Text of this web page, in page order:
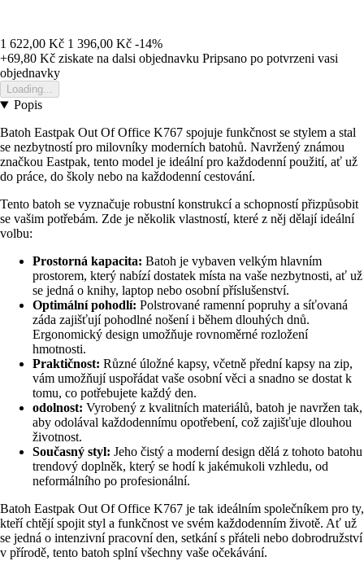
1 622,00 Kč 1 396,00 Kč -14%
+69,80 Kč ziskate na dalsi objednavku Pripsano po potvrzeni vasi
objednavky
Loading...
Popis
Batoh Eastpak Out Of Office K767 spojuje funkčnost se stylem a stal
se nezbytností pro milovníky moderních batohů. Navržený známou
značkou Eastpak, tento model je ideální pro každodenní použití, ať už
do práce, do školy nebo na každodenní cestování.
Tento batoh se vyznačuje robustní konstrukcí a schopností přizpůsobit
se vašim potřebám. Zde je několik vlastností, které z něj dělají ideální
volbu:
Prostorná kapacita: Batoh je vybaven velkým hlavním
prostorem, který nabízí dostatek místa na vaše nezbytnosti, ať už
se jedná o knihy, laptop nebo osobní příslušenství.
Optimální pohodlí: Polstrované ramenní popruhy a síťovaná
záda zajišťují pohodlné nošení i během dlouhých dnů.
Ergonomický design umožňuje rovnoměrné rozložení
hmotnosti.
Praktičnost: Různé úložné kapsy, včetně přední kapsy na zip,
vám umožňují uspořádat vaše osobní věci a snadno se dostat k
tomu, co potřebujete každý den.
odolnost: Vyrobený z kvalitních materiálů, batoh je navržen tak,
aby odolával každodennímu opotřebení, což zajišťuje dlouhou
životnost.
Současný styl: Jeho čistý a moderní design dělá z tohoto batohu
trendový doplněk, který se hodí k jakémukoli vzhledu, od
neformálního po profesionální.
Batoh Eastpak Out Of Office K767 je tak ideálním společníkem pro ty,
kteří chtějí spojit styl a funkčnost ve svém každodenním životě. Ať už
se jedná o intenzivní pracovní den, setkání s přáteli nebo dobrodružství
v přírodě, tento batoh splní všechny vaše očekávání.